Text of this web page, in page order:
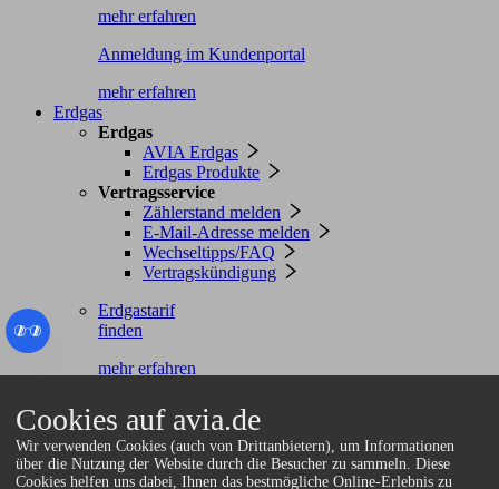
mehr erfahren
Anmeldung im Kundenportal
mehr erfahren
Erdgas
Erdgas
AVIA Erdgas
Erdgas Produkte
Vertragsservice
Zählerstand melden
E-Mail-Adresse melden
Wechseltipps/FAQ
Vertragskündigung
Erdgastarif
finden
mehr erfahren
Anmeldung im Kundenportal
mehr erfahren
Energie-Service
Energie-Service
Cookies auf avia.de
Wir verwenden Cookies (auch von Drittanbietern), um Informationen
über die Nutzung der Website durch die Besucher zu sammeln. Diese
Cookies helfen uns dabei, Ihnen das bestmögliche Online-Erlebnis zu